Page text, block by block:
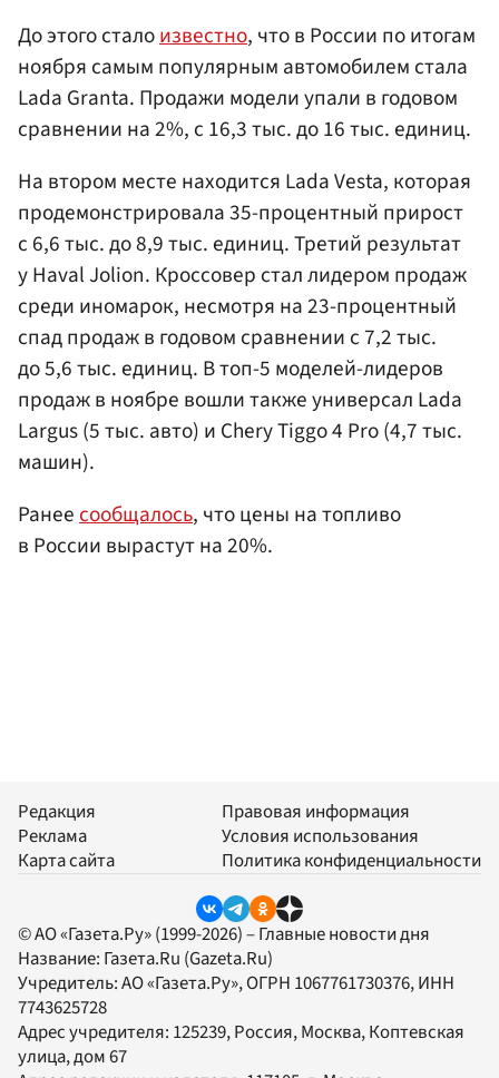
До этого сталоизвестно, что в России по итогам
ноября самым популярным автомобилем стала
Lada Granta. Продажи модели упали в годовом
сравнении на 2%, с 16,3 тыс. до 16 тыс. единиц.
На втором месте находится Lada Vesta, которая
продемонстрировала 35-процентный прирост
с 6,6 тыс. до 8,9 тыс. единиц. Третий результат
у Haval Jolion. Кроссовер стал лидером продаж
среди иномарок, несмотря на 23-процентный
спад продаж в годовом сравнении с 7,2 тыс.
до 5,6 тыс. единиц. В топ-5 моделей-лидеров
продаж в ноябре вошли также универсал Lada
Largus (5 тыс. авто) и Chery Tiggo 4 Pro (4,7 тыс.
машин).
Ранеесообщалось, что цены на топливо
в России вырастут на 20%.
Редакция
Реклама
Карта сайта
Правовая информация
Условия использования
Политика конфиденциальности
© АО «Газета.Ру» (1999-2026) – Главные новости дня
Название: Газета.Ru (Gazeta.Ru)
Учредитель:АО «Газета.Ру», ОГРН 1067761730376, ИНН
7743625728
Адрес учредителя: 125239, Россия, Москва, Коптевская
улица, дом 67